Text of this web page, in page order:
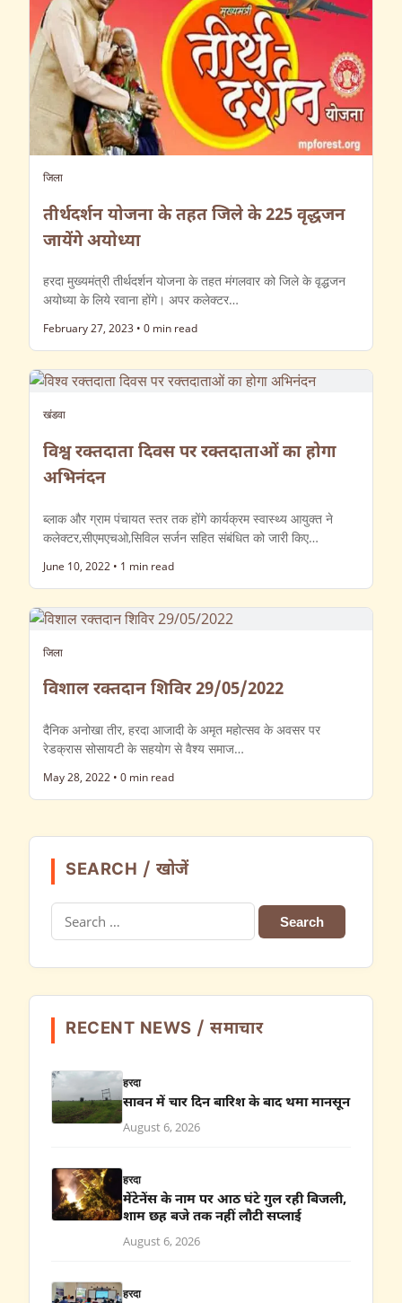
जिला
तीर्थदर्शन योजना के तहत जिले के 225 वृद्धजन
जायेंगे अयोध्या
हरदा मुख्यमंत्री तीर्थदर्शन योजना के तहत मंगलवार को जिले के वृद्धजन
अयोध्या के लिये रवाना होंगे। अपर कलेक्टर…
February 27, 2023 • 0 min read
खंडवा
विश्व रक्तदाता दिवस पर रक्तदाताओं का होगा
अभिनंदन
ब्लाक और ग्राम पंचायत स्तर तक होंगे कार्यक्रम स्वास्थ्य आयुक्त ने
कलेक्टर,सीएमएचओ,सिविल सर्जन सहित संबंधित को जारी किए…
June 10, 2022 • 1 min read
जिला
विशाल रक्तदान शिविर 29/05/2022
दैनिक अनोखा तीर, हरदा आजादी के अमृत महोत्सव के अवसर पर
रेडक्रास सोसायटी के सहयोग से वैश्य समाज…
May 28, 2022 • 0 min read
SEARCH / खोजें
for:
RECENT NEWS / समाचार
हरदा
सावन में चार दिन बारिश के बाद थमा मानसून
August 6, 2026
हरदा
मेंटेनेंस के नाम पर आठ घंटे गुल रही बिजली,
शाम छह बजे तक नहीं लौटी सप्लाई
August 6, 2026
हरदा